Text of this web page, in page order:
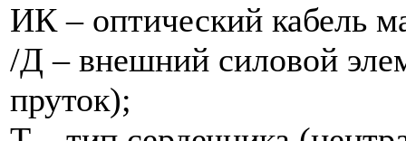
ИК – оптический кабель
/Д – внешний силовой
пруток);